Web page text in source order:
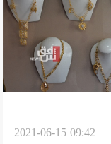
2021-06-15 09:42